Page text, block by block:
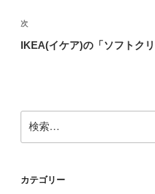
ゲ
ー
次
の
次
IKEA(イケア)の「ソフトクリ
索:
カテゴリー